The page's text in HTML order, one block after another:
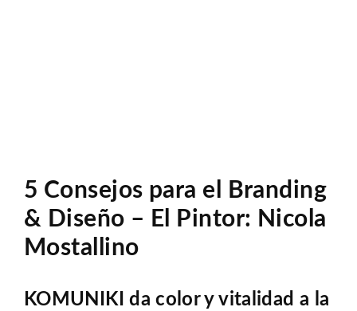
5 Consejos para el Branding
& Diseño – El Pintor: Nicola
Mostallino
KOMUNIKI da color y vitalidad a la